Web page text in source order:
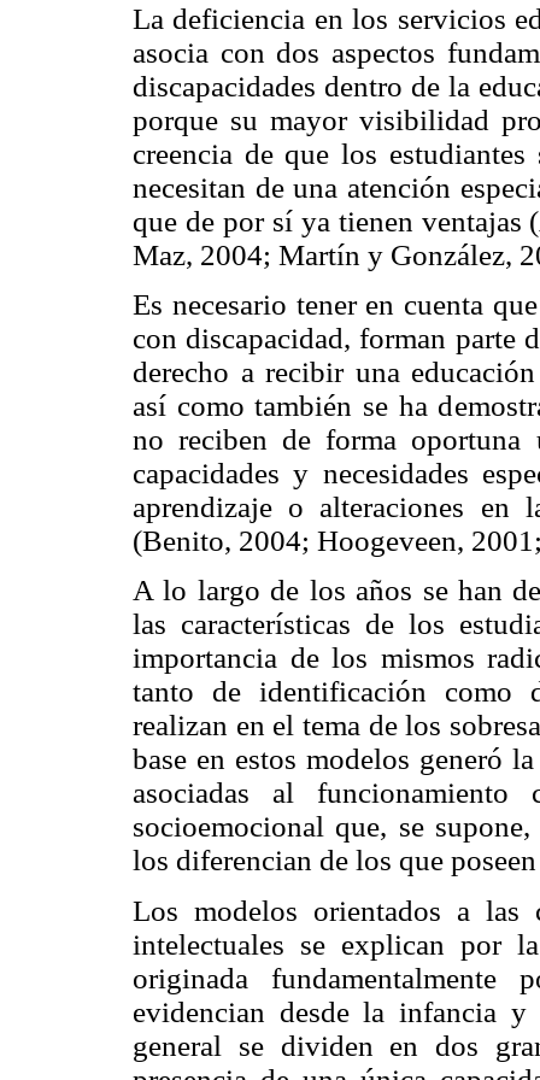
La deficiencia en los servicios
asocia con dos aspectos
discapacidades dentro de la
porque su mayor visibilidad
creencia de que los
necesitan de una atención
que de por sí ya tienen
Maz, 2004; Martín y González,
Es necesario tener en cuenta
con discapacidad, forman parte
derecho a recibir una
así como también se ha
no reciben de forma oportuna
capacidades y necesidades
aprendizaje o alteraciones en
(Benito, 2004; Hoogeveen,
A lo largo de los años se han
las características de los
importancia de los mismos
tanto de identificación como
realizan en el tema de los
base en estos modelos generó
asociadas al
socioemocional que, se
los diferencian de los que
Los modelos orientados a las
intelectuales se explican por
originada
evidencian desde la infancia
general se dividen en dos